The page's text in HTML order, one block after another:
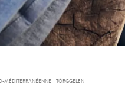
MÉDITERRANÉENNE TÖRGGELEN